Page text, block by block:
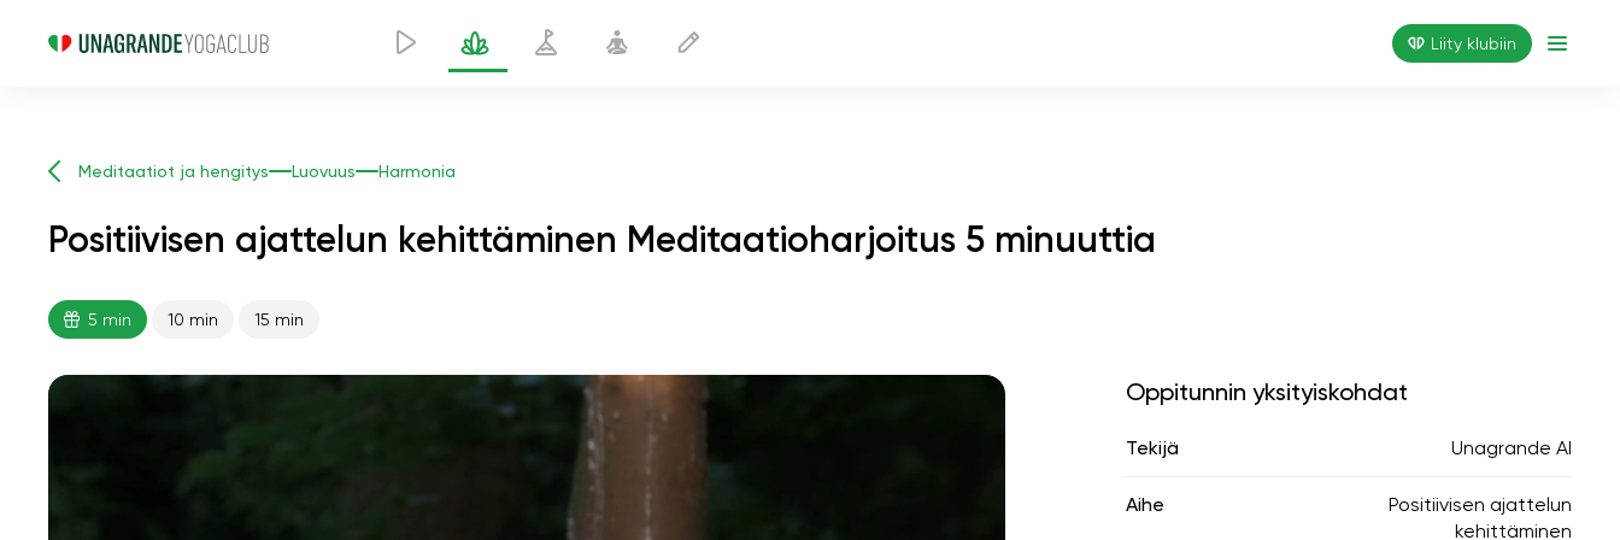
Liity klubiin
Meditaatiot ja hengitys Luovuus Harmonia
Positiivisen ajattelun kehittäminen Meditaatioharjoitus 5 minuuttia
5 min 10 min 15 min
sisäinen rauha
Oppitunnin yksityiskohdat
Tekijä Unagrande AI
Aihe
Positiivisen ajattelun
kehittäminen